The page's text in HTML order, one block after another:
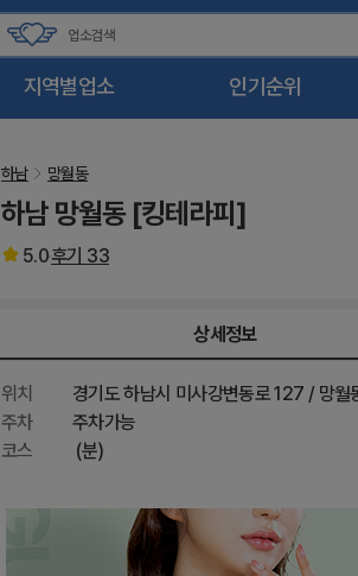
지역별업소 인기순위
하남 망월동
하남 망월동 [킹테라피]
5.0후기 33
상세정보
위치
경기도 하남시 미사강변동로 127 / 망
주차
주차가능
코스
(분)